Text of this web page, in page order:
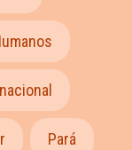
Pará